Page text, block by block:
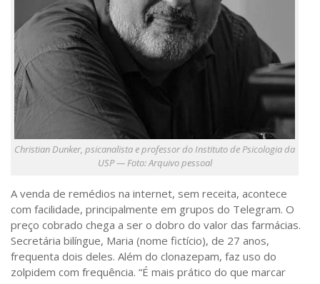
Christian Dunker, psicanalista e professor do Instituto de Psicologia da
USP — Foto: Arquivo pessoal
A venda de remédios na internet, sem receita, acontece
com facilidade, principalmente em grupos do Telegram. O
preço cobrado chega a ser o dobro do valor das farmácias.
Secretária bilíngue, Maria (nome fictício), de 27 anos,
frequenta dois deles. Além do clonazepam, faz uso do
zolpidem com frequência. “É mais prático do que marcar